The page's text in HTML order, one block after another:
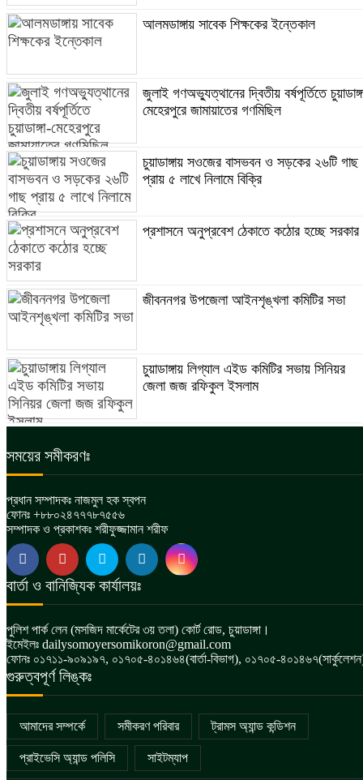
আলমডাঙ্গায় সাবেক শিক্ষকের ইন্তেকাল
জুলাই গণঅভ্যুত্থানের দ্বিতীয় বর্ষপূর্তিতে
মেহেরপুরে জামায়াতের গণমিছিল
চুয়াডাঙ্গায় সওজের বাসভবন ও সড়কের ২৬টি গাছ
প্রায় ৫ লাখে নিলামে বিক্রি
প্রশাসনে অনুপ্রবেশ ঠেকাতে কঠোর হচ্ছে সরকার
জীবননগর উপজেলা আইনশৃঙ্খলা কমিটির সভা
চুয়াডাঙ্গায় লিগ্যাল এইড কমিটির সভায় সিনিয়র
জেলা জজ রফিকুল ইসলাম
সময়ের সমীকরণঃ
প্রধান সম্পাদকঃ নাজমুল হক স্বপন
ফোনঃ +৮৮০২৪৭৭৭৮৭৫৫৬
সম্পাদক ও প্রকাশকঃ শরীফুজ্জামান শরীফ
বার্তা ও বানিজ্যিক কার্যালয়ঃ
পুলিশ পার্ক লেন (মসজিদ মার্কেটের ৩য় তলা) কোর্ট রোড, চুয়াডাঙ্গা।
ইমেইলঃ dailysomoyersomikoron@gmail.com
ফোনঃ ০১৭১১-৯০৯১৯৭, ০১৭০৫-৪০১৪৬৪(বার্তা-বিভাগ), ০১৭০৫-
গুরুত্বপূর্ণ লিঙ্কঃ
আমাদের সম্পর্কে সমীকরণ পরিবার ট্রামস অ্যান্ড কন্ডিশন
প্রাইভেসি অ্যান্ড পলিসি সাইটম্যাপ